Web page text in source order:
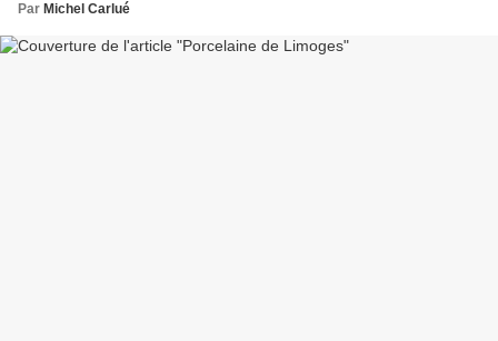
Par Michel Carlué